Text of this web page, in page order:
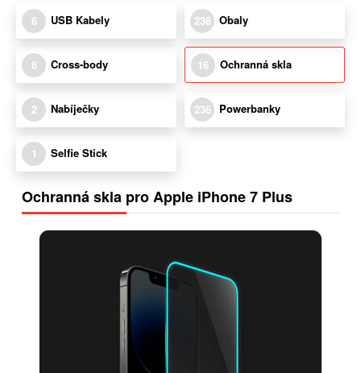
6 USB Kabely 238 Obaly
6 Cross-body 16 Ochranná skla
2 Nabíječky 236 Powerbanky
1 Selfie Stick
Ochranná skla pro Apple iPhone 7 Plus